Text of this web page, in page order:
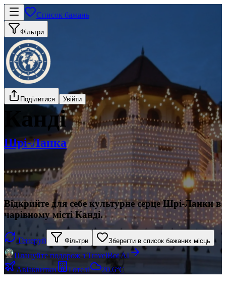
Список бажань
Фільтри
Поділитися Увійти
Канді
Шрі-Ланка
Відкрийте для себе культурне серце Шрі-Ланки в
чарівному місті Канді.
Генеруй Фільтри Зберегти в список бажаних місць
Плануйте подорож з TravelBot AI
Авіаквитки
Готелі 20.6°C